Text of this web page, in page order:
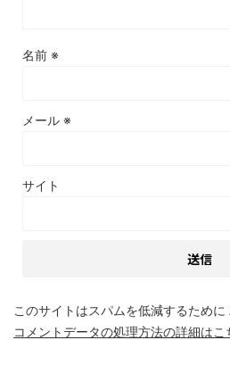
名前 ※
メール ※
サイト
このサイトはスパムを低減するために
コメントデータの処理方法の詳細は